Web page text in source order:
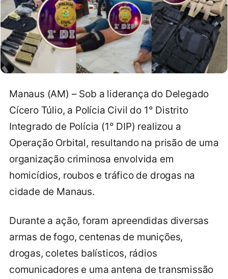
Manaus (AM) – Sob a liderança do Delegado
Cícero Túlio, a Polícia Civil do 1° Distrito
Integrado de Polícia (1° DIP) realizou a
Operação Orbital, resultando na prisão de uma
organização criminosa envolvida em
homicídios, roubos e tráfico de drogas na
cidade de Manaus.
Durante a ação, foram apreendidas diversas
armas de fogo, centenas de munições,
drogas, coletes balísticos, rádios
comunicadores e uma antena de transmissão